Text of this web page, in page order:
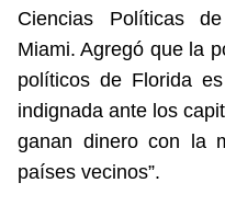
Ciencias Políticas
Miami. Agregó que la
políticos de Florida
indignada ante los
ganan dinero con la
países vecinos”.